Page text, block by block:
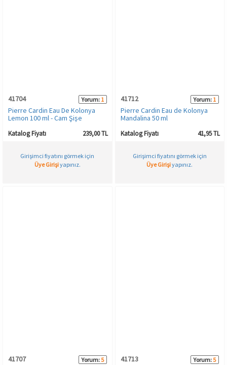
41704 Yorum: 1
Pierre Cardin Eau De Kolonya
Lemon 100 ml - Cam Şişe
Katalog Fiyatı 239,00 TL
Girişimci fiyatını görmek için
Üye Girişiyapınız.
41712 Yorum: 1
Pierre Cardin Eau de Kolonya
Mandalina 50 ml
Katalog Fiyatı 41,95 TL
Girişimci fiyatını görmek için
Üye Girişiyapınız.
41707 Yorum:5 41713 Yorum:5